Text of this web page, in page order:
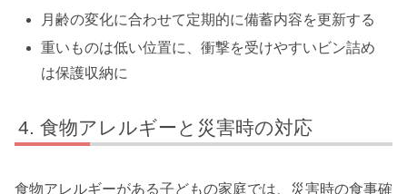
月齢の変化に合わせて定期的に備蓄内容を更新する
重いものは低い位置に、衝撃を受けやすいビン詰め
は保護収納に
食物アレルギーと災害時の対応
食物アレルギーがある子どもの家庭では、災害時の食事確